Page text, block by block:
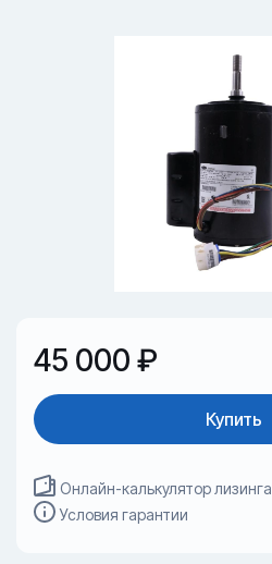
45 000 ₽
Купить
Онлайн-калькулятор лизинга
Условия гарантии